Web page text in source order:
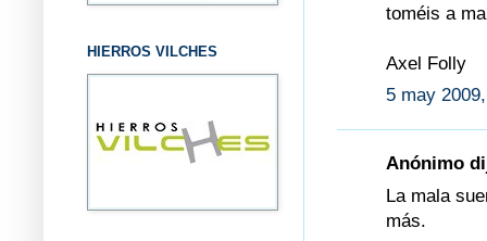
toméis a
Axel Folly
5 may
Anónimo
La mala
más.
HIERROS VILCHES